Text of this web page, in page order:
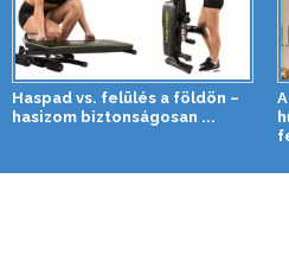
Haspad vs. felülés a földön –
hasizom biztonságosan ...